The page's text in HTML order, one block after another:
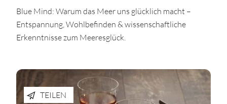
Blue Mind: Warum das Meer uns glücklich macht –
Entspannung, Wohlbefinden & wissenschaftliche
Erkenntnisse zum Meeresglück.
TEILEN